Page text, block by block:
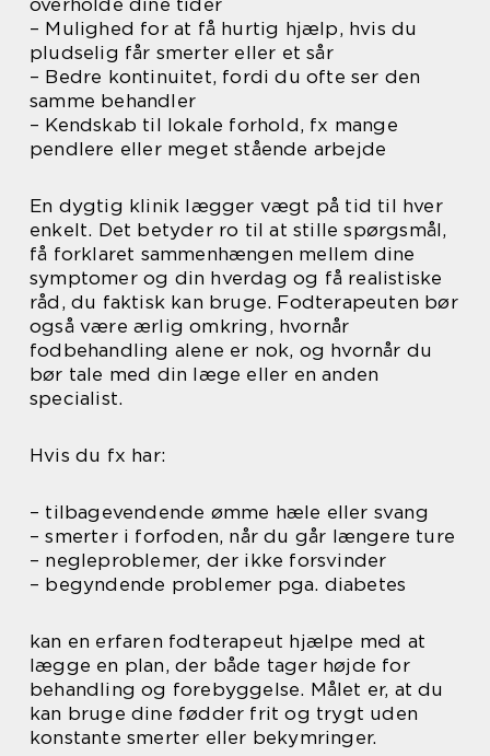
overholde dine tider
– Mulighed for at få hurtig hjælp, hvis du
pludselig får smerter eller et sår
– Bedre kontinuitet, fordi du ofte ser den
samme behandler
– Kendskab til lokale forhold, fx mange
pendlere eller meget stående arbejde
En dygtig klinik lægger vægt på tid til hver
enkelt. Det betyder ro til at stille spørgsmål,
få forklaret sammenhængen mellem dine
symptomer og din hverdag og få realistiske
råd, du faktisk kan bruge. Fodterapeuten bør
også være ærlig omkring, hvornår
fodbehandling alene er nok, og hvornår du
bør tale med din læge eller en anden
specialist.
Hvis du fx har:
– tilbagevendende ømme hæle eller svang
– smerter i forfoden, når du går længere ture
– negleproblemer, der ikke forsvinder
– begyndende problemer pga. diabetes
kan en erfaren fodterapeut hjælpe med at
lægge en plan, der både tager højde for
behandling og forebyggelse. Målet er, at du
kan bruge dine fødder frit og trygt uden
konstante smerter eller bekymringer.